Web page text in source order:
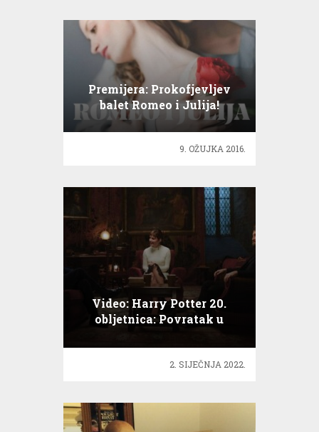
Premijera: Prokofjevljev
balet Romeo i Julija!
9. OŽUJKA 2016.
Video: Harry Potter 20.
obljetnica: Povratak u
2. SIJEČNJA 2022.